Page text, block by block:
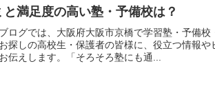
と満足度の高い塾・予備校は？
ログでは、大阪府大阪市京橋で学習塾・予備校
探しの高校生・保護者の皆様に、役立つ情報や
伝えします。「そろそろ塾にも通...